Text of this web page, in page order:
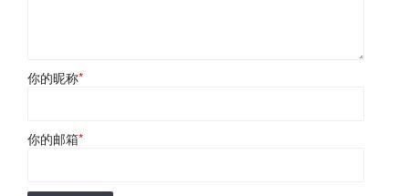
你的昵称*
你的邮箱*